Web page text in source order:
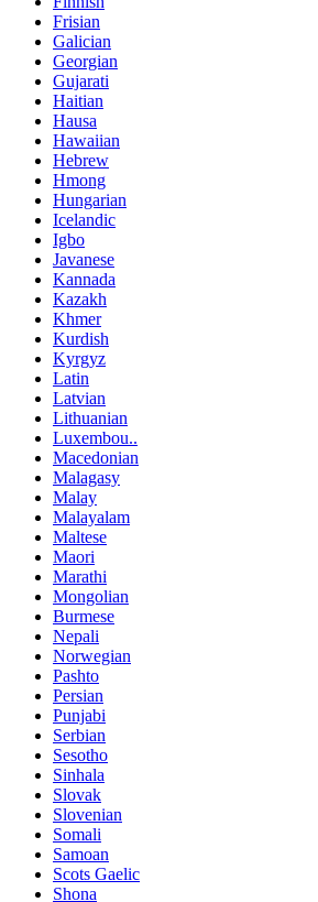
Frisian
Galician
Georgian
Gujarati
Haitian
Hausa
Hawaiian
Hebrew
Hmong
Hungarian
Icelandic
Igbo
Javanese
Kannada
Kazakh
Khmer
Kurdish
Kyrgyz
Latin
Latvian
Lithuanian
Luxembou..
Macedonian
Malagasy
Malay
Malayalam
Maltese
Maori
Marathi
Mongolian
Burmese
Nepali
Norwegian
Pashto
Persian
Punjabi
Serbian
Sesotho
Sinhala
Slovak
Slovenian
Somali
Samoan
Scots Gaelic
Shona